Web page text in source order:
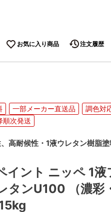
お気に入り商品 注文履歴
一部メーカー直送品
調色対
順次発送
高耐候性・1液ウレタン樹脂
イント ニッペ 1液
タンU100 （濃彩